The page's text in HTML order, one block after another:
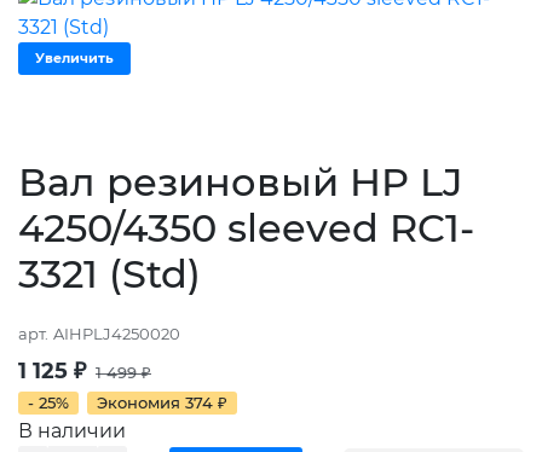
Увеличить
Вал резиновый HP LJ
4250/4350 sleeved RC1-
3321 (Std)
арт. AIHPLJ4250020
1 125 ₽ 1 499₽
- 25%
Экономия 374 ₽
В наличии